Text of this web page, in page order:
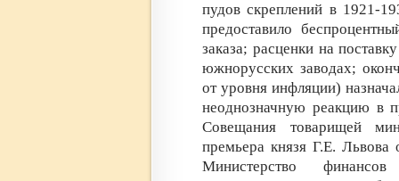
пудов скреплений в 1921-
предоставило
заказа; расценки на
южнорусских заводах;
от уровня инфляции)
неоднозначную реакцию в
Совещания товарищей
премьера князя Г.Е. Львова
Министерство